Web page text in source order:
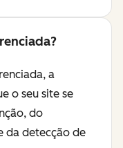
a
o seu site se
do
da detecção de